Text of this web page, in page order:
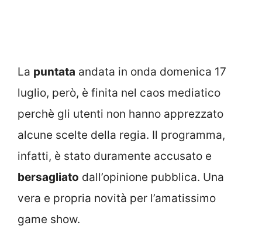
La puntata andata in onda domenica 17
luglio, però, è finita nel caos mediatico
perchè gli utenti non hanno apprezzato
alcune scelte della regia. Il programma,
infatti, è stato duramente accusato e
bersagliato dall’opinione pubblica. Una
vera e propria novità per l’amatissimo
game show.